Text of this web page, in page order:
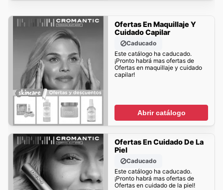
Ofertas En Maquillaje Y
Cuidado Capilar
Caducado
Este catálogo ha caducado.
¡Pronto habrá mas ofertas de
Ofertas en maquillaje y cuidado
capilar!
Abrir catálogo
Ofertas En Cuidado De La
Piel
Caducado
Este catálogo ha caducado.
¡Pronto habrá mas ofertas de
Ofertas en cuidado de la piel!